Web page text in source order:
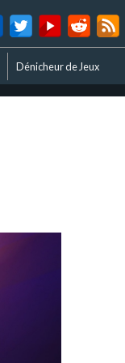
Dénicheur de Jeux